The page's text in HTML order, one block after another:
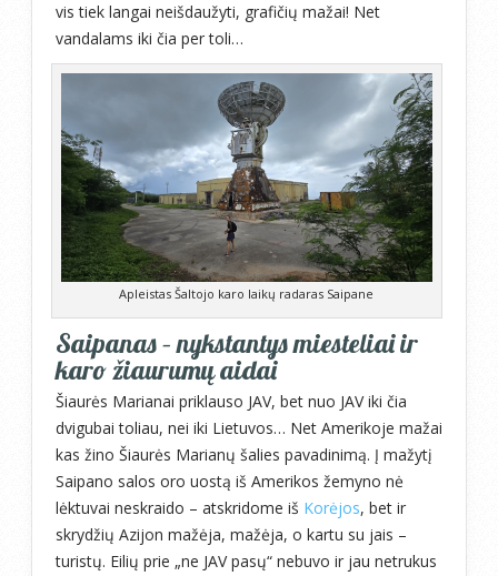
vis tiek langai neišdaužyti, grafičių mažai! Net
vandalams iki čia per toli…
Apleistas Šaltojo karo laikų radaras Saipane
Saipanas – nykstantys miesteliai ir
karo žiaurumų aidai
Šiaurės Marianai priklauso JAV, bet nuo JAV iki čia
dvigubai toliau, nei iki Lietuvos… Net Amerikoje mažai
kas žino Šiaurės Marianų šalies pavadinimą. Į mažytį
Saipano salos oro uostą iš Amerikos žemyno nė
lėktuvai neskraido – atskridome iš Korėjos, bet ir
skrydžių Azijon mažėja, mažėja, o kartu su jais –
turistų. Eilių prie „ne JAV pasų“ nebuvo ir jau netrukus